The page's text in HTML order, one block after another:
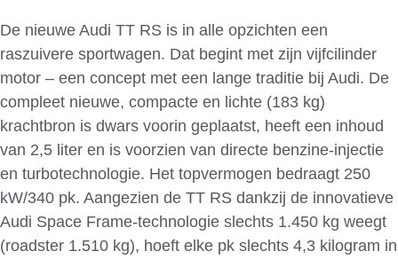
De nieuwe Audi TT RS is in alle opzichten een
raszuivere sportwagen. Dat begint met zijn vijfcilinder
motor – een concept met een lange traditie bij Audi. De
compleet nieuwe, compacte en lichte (183 kg)
krachtbron is dwars voorin geplaatst, heeft een inhoud
van 2,5 liter en is voorzien van directe benzine-injectie
en turbotechnologie. Het topvermogen bedraagt 250
kW/340 pk. Aangezien de TT RS dankzij de innovatieve
Audi Space Frame-technologie slechts 1.450 kg weegt
(roadster 1.510 kg), hoeft elke pk slechts 4,3 kilogram in